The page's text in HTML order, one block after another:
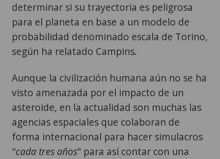
probabilidad denominado escala de Torino,
según ha relatado Campins.
Aunque la civilización humana aún no se ha
asteroide, en la actualidad son muchas las
agencias espaciales que colaboran de
forma internacional para hacer simulacros
"cada tres años" para así contar con una
"memoria institucional" que les ayude a
reaccionar en caso de peligro real, ha